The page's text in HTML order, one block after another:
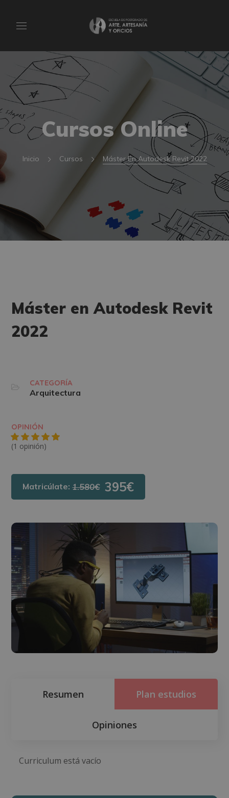
Cursos Online
Inicio Cursos Máster En Autodesk Revit 2022
Máster en Autodesk Revit
2022
CATEGORÍA
Arquitectura
OPINIÓN
(1 opinión)
Matricúlate:1.580€ 395€
Resumen Plan estudios
Opiniones
Curriculum está vacío